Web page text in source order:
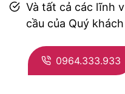
Và tất cả các lĩnh
cầu của Quý khách
0964.333.933